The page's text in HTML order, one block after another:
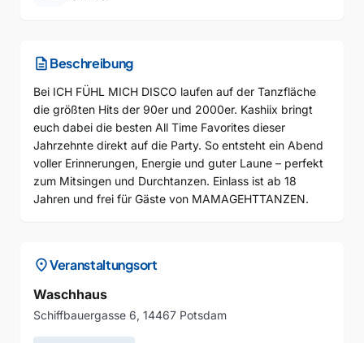
descriptionBeschreibung
Bei ICH FÜHL MICH DISCO laufen auf der Tanzfläche
die größten Hits der 90er und 2000er. Kashiix bringt
euch dabei die besten All Time Favorites dieser
Jahrzehnte direkt auf die Party. So entsteht ein Abend
voller Erinnerungen, Energie und guter Laune – perfekt
zum Mitsingen und Durchtanzen. Einlass ist ab 18
Jahren und frei für Gäste von MAMAGEHTTANZEN.
location_onVeranstaltungsort
Waschhaus
Schiffbauergasse 6, 14467 Potsdam